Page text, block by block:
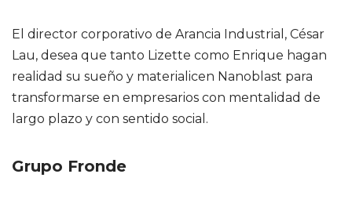
El director corporativo de Arancia Industrial, César
Lau, desea que tanto Lizette como Enrique hagan
realidad su sueño y materialicen Nanoblast para
transformarse en empresarios con mentalidad de
largo plazo y con sentido social.
Grupo Fronde